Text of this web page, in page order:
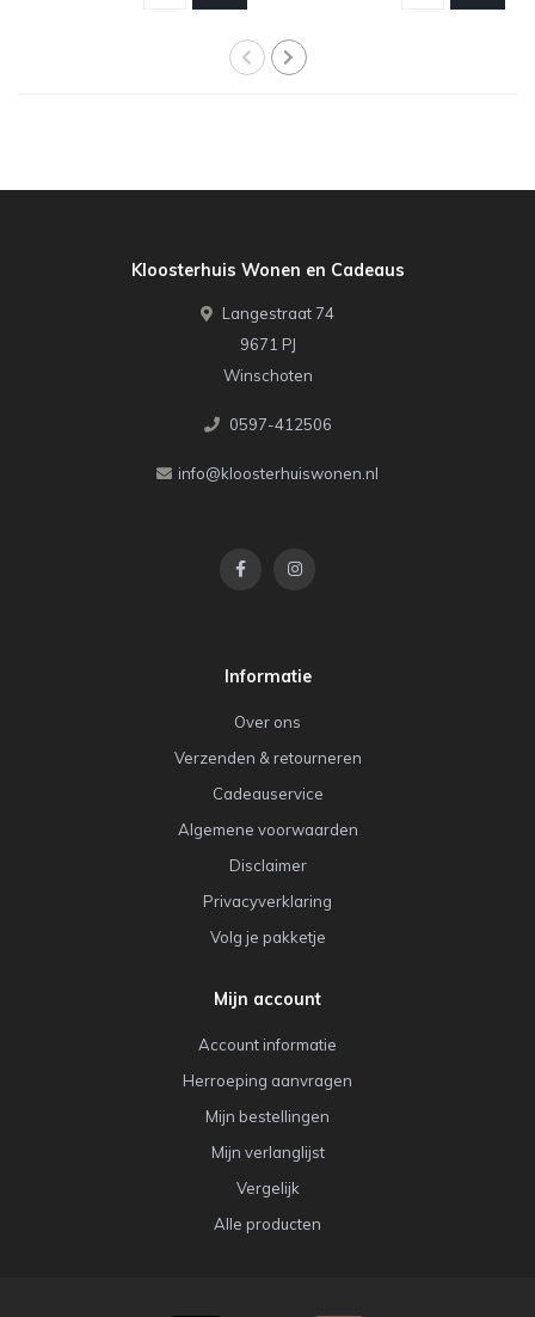
Kloosterhuis Wonen en Cadeaus
Langestraat 74
9671 PJ
Winschoten
0597-412506
info@kloosterhuiswonen.nl
Informatie
Over ons
Verzenden & retourneren
Cadeauservice
Algemene voorwaarden
Disclaimer
Privacyverklaring
Volg je pakketje
Mijn account
Account informatie
Herroeping aanvragen
Mijn bestellingen
Mijn verlanglijst
Vergelijk
Alle producten